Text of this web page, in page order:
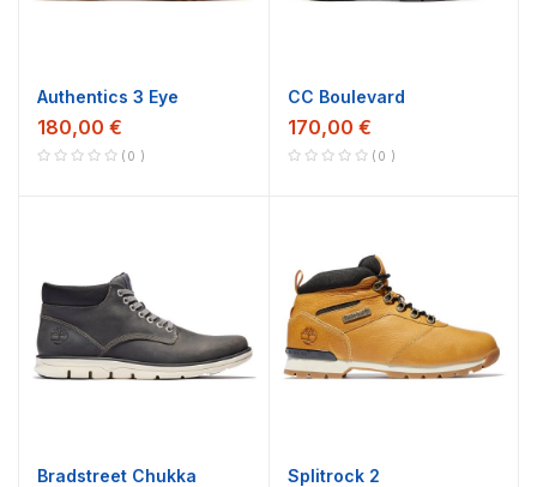
Authentics 3 Eye
180,00 €
0
Bradstreet Chukka
CC Boulevard
170,00 €
0
Splitrock 2